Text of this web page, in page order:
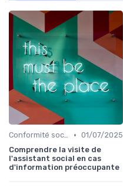
Conformité sociale & droit du travail • 01/07/2025
Comprendre la visite de
l'assistant social en cas
d'information préoccupante